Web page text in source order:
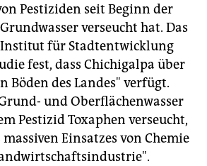
Pestiziden seit Beginn der
verseucht hat. Das
für Stadtentwicklung
fest, dass Chichigalpa über
Böden des Landes" verfügt.
und Oberflächenwasser
Pestizid Toxaphen verseucht,
Einsatzes von Chemie